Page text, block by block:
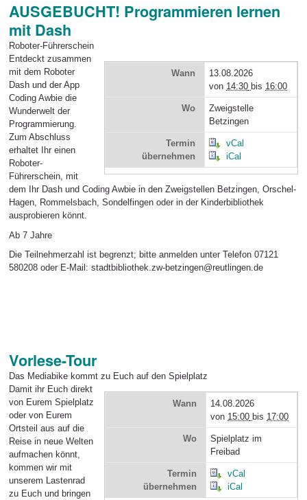
AUSGEBUCHT! Programmieren lernen
mit Dash
Roboter-Führerschein
Wann
13.08.2026
von 14:30 bis 16:00
Wo
Zweigstelle
Betzingen
Termin
übernehmen
vCal
iCal
Entdeckt zusammen
mit dem Roboter
Dash und der App
Coding Awbie die
Wunderwelt der
Programmierung.
Zum Abschluss
erhaltet Ihr einen
Roboter-
Führerschein, mit
dem Ihr Dash und Coding Awbie in den Zweigstellen Betzingen, Orschel-
Hagen, Rommelsbach, Sondelfingen oder in der Kinderbibliothek
ausprobieren könnt.
Ab 7 Jahre
Die Teilnehmerzahl ist begrenzt; bitte anmelden unter Telefon 07121
580208 oder E-Mail: stadtbibliothek.zw-betzingen@reutlingen.de
Vorlese-Tour
Das Mediabike kommt zu Euch auf den Spielplatz
Wann
14.08.2026
von 15:00 bis 17:00
Wo
Spielplatz im
Freibad
Termin
übernehmen
vCal
iCal
Damit ihr Euch direkt
von Eurem Spielplatz
oder von Eurem
Ortsteil aus auf die
Reise in neue Welten
aufmachen könnt,
kommen wir mit
unserem Lastenrad
zu Euch und bringen